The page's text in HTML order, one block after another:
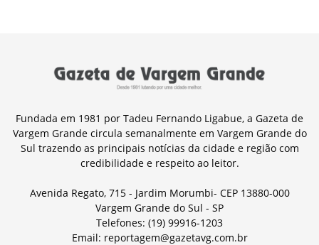
Fundada em 1981 por Tadeu Fernando Ligabue, a Gazeta de
Vargem Grande circula semanalmente em Vargem Grande do
Sul trazendo as principais notícias da cidade e região com
credibilidade e respeito ao leitor.
Avenida Regato, 715 - Jardim Morumbi- CEP 13880-000
Vargem Grande do Sul - SP
Telefones: (19) 99916-1203
Email: reportagem@gazetavg.com.br